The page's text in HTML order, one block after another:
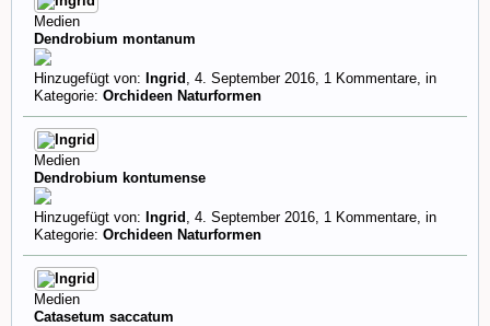
Medien
Dendrobium montanum
Hinzugefügt von: Ingrid , 4. September 2016, 1 Kommentare, in
Kategorie: Orchideen Naturformen
Medien
Dendrobium kontumense
Hinzugefügt von: Ingrid , 4. September 2016, 1 Kommentare, in
Kategorie: Orchideen Naturformen
Medien
Catasetum saccatum